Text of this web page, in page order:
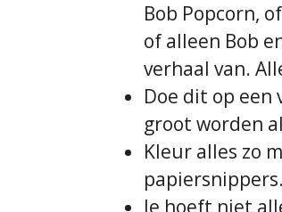
Bob Popcorn,
of alleen Bob
verhaal van.
Doe dit op een
groot worden
Kleur alles zo
Je hoeft niet